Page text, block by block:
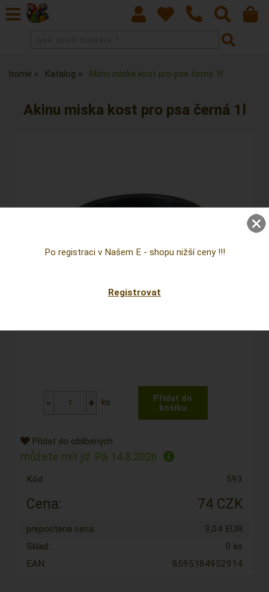
home Katalog Akinu miska kost pro psa černá 1l
Akinu miska kost pro psa černá 1l
ks
Přidat do oblíbených
můžete mít již Pá 14.8.2026
Kód: 593
Cena: 74 CZK
prepoctena cena:
3,04 EUR
Sklad:
0 ks
EAN:
8595184952914
Po registraci v Našem E - shopu nižší ceny !!!
Registrovat